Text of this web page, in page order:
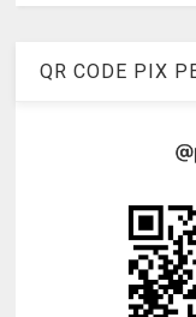
QR CODE PIX